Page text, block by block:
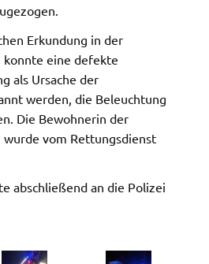
Erkundung in der
eine defekte
als Ursache der
werden, die Beleuchtung
Die Bewohnerin der
vom Rettungsdienst
abschließend an die Polizei